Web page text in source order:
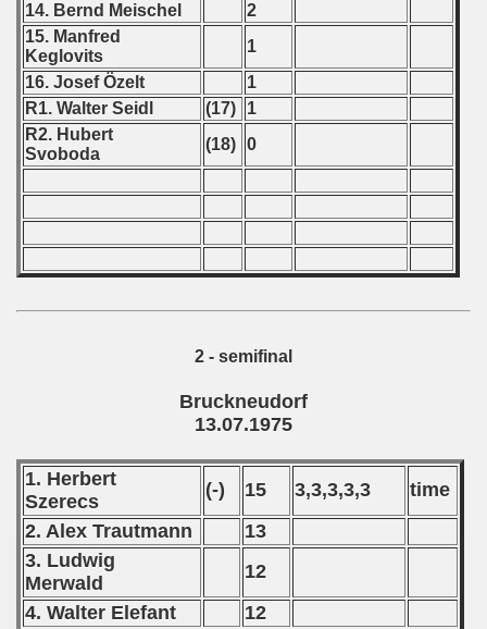
14. Bernd Meischel
2
15. Manfred
Keglovits
1
16. Josef Özelt
1
R1. Walter Seidl
(17)
1
R2. Hubert
Svoboda
(18) 0
2 - semifinal
Bruckneudorf
13.07.1975
1. Herbert
Szerecs
(-) 15 3,3,3,3,3
time
2. Alex Trautmann
13
3. Ludwig
Merwald
12
4. Walter Elefant
12
- 2015
- 2016
- 2018
- 2017
- 2019
- 2020
- 2025